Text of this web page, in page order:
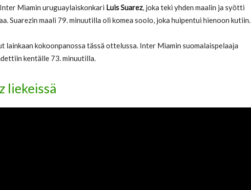
Miamin uruguaylaiskonkari Luis Suarez, joka teki yhden maalin ja syötti
Suarezin maali 79. minuutilla oli komea soolo, joka huipentui hienoon kutiin.
lainkaan kokoonpanossa tässä ottelussa. Inter Miamin suomalaispelaaja
kentälle 73. minuutilla.
liekeissä